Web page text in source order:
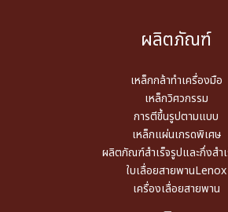
ผลิตภัณฑ์
เหล็กกล้าทำเครื่องมือ
เหล็กวิศวกรรม
การตีขึ้นรูปตามแบบ
เหล็กแผ่นเกรดพิเศษ
ผลิตภัณฑ์สำเร็จรูปและกึ่งสำ
ใบเลื่อยสายพานLenox
เครื่องเลื่อยสายพาน